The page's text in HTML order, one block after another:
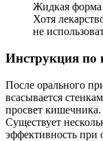
Жидкая форма
Хотя
не
Инструкция по
После орального
всасывается
просвет
Существует
эффективность при